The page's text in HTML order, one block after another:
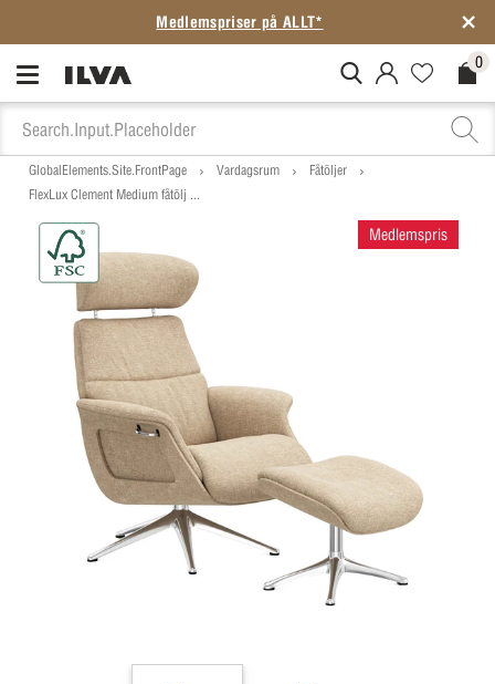
Medlemspriser på ALLT*
MitIlva.Login 0
GlobalElements.Site.FrontPage Vardagsrum
Fåtöljer
FlexLux Clement Medium fåtölj ...
Medlemspris